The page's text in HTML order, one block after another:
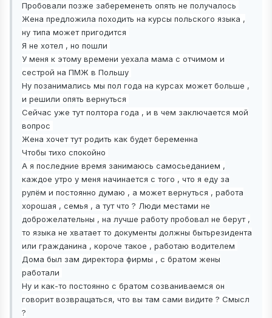
Пробовали позже забеременеть опять не получалось
Жена предложила походить на курсы польского языка ,
ну типа может пригодится
Я не хотел , но пошли
У меня к этому времени уехала мама с отчимом и
сестрой на ПМЖ в Польшу
Ну позанимались мы пол года на курсах может больше ,
и решили опять вернуться
Сейчас уже тут полтора года , и в чем заключается мой
вопрос
Жена хочет тут родить как будет беременна
Чтобы тихо спокойно
А я последние время занимаюсь самосьеданием ,
каждое утро у меня начинается с того , что я еду за
рулём и постоянно думаю , а может вернуться , работа
хорошая , семья , а тут что ? Люди местами не
доброжелательны , на лучше работу пробовал не берут ,
то языка не хватает то документы должны бытьрезидента
или гражданина , короче такое , работаю водителем
Дома был зам директора фирмы , с братом жены
работали
Ну и как-то постоянно с братом созваниваемся он
говорит возвращаться, что вы там сами видите ? Смысл
?